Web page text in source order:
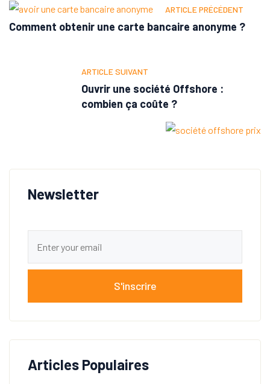
ARTICLE PRÉCÉDENT
Comment obtenir une carte bancaire anonyme ?
ARTICLE SUIVANT
Ouvrir une société Offshore :
combien ça coûte ?
Newsletter
S'inscrire
Articles Populaires